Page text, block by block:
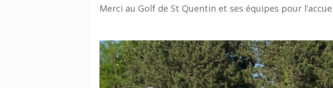
Merci au Golf de St Quentin et ses équipes pour